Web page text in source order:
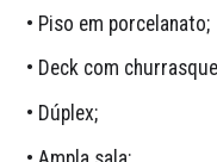
• Piso em porcelanato;
• Deck com
• Dúplex;